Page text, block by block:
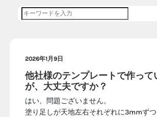
2026年1月9日
他社様のテンプレートで作って
が、大丈夫ですか？
はい、問題ございません。
塗り足しが天地左右それぞれに3mmず